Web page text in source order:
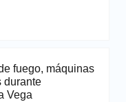
fuego, máquinas
durante
Vega